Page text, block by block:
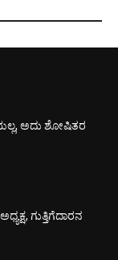
ಅದು ಶೋಷಿತರ
ಗುತ್ತಿಗೆದಾರನ